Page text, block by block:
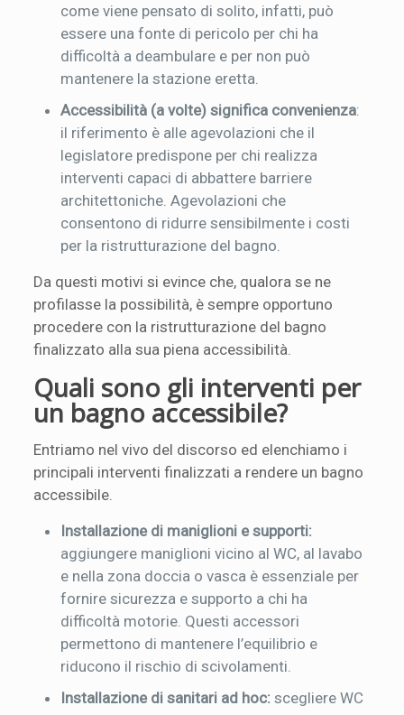
come viene pensato di solito, infatti, può
essere una fonte di pericolo per chi ha
difficoltà a deambulare e per non può
mantenere la stazione eretta.
Accessibilità (a volte) significa convenienza:
il riferimento è alle agevolazioni che il
legislatore predispone per chi realizza
interventi capaci di abbattere barriere
architettoniche. Agevolazioni che
consentono di ridurre sensibilmente i costi
per la ristrutturazione del bagno.
Da questi motivi si evince che, qualora se ne
profilasse la possibilità, è sempre opportuno
procedere con la ristrutturazione del bagno
finalizzato alla sua piena accessibilità.
Quali sono gli interventi per
un bagno accessibile?
Entriamo nel vivo del discorso ed elenchiamo i
principali interventi finalizzati a rendere un bagno
accessibile.
Installazione di maniglioni e supporti:
aggiungere maniglioni vicino al WC, al lavabo
e nella zona doccia o vasca è essenziale per
fornire sicurezza e supporto a chi ha
difficoltà motorie. Questi accessori
permettono di mantenere l’equilibrio e
riducono il rischio di scivolamenti.
Installazione di sanitari ad hoc: scegliere WC